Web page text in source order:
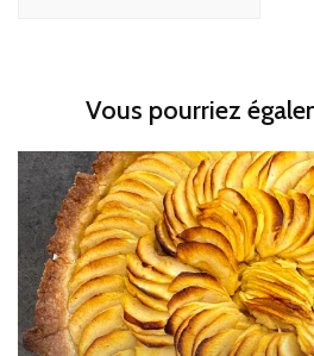
Vous pourriez